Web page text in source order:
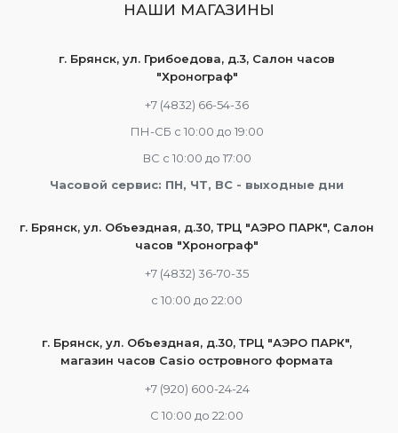
НАШИ МАГАЗИНЫ
г. Брянск, ул. Грибоедова, д.3, Салон часов
"Хронограф"
+7 (4832) 66-54-36
ПН-СБ с 10:00 до 19:00
ВС с 10:00 до 17:00
Часовой сервис: ПН, ЧТ, ВС - выходные дни
г. Брянск, ул. Объездная, д.30, ТРЦ "АЭРО ПАРК", Салон
часов "Хронограф"
+7 (4832) 36-70-35
c 10:00 до 22:00
г. Брянск, ул. Объездная, д.30, ТРЦ "АЭРО ПАРК",
магазин часов Casio островного формата
+7 (920) 600-24-24
С 10:00 до 22:00